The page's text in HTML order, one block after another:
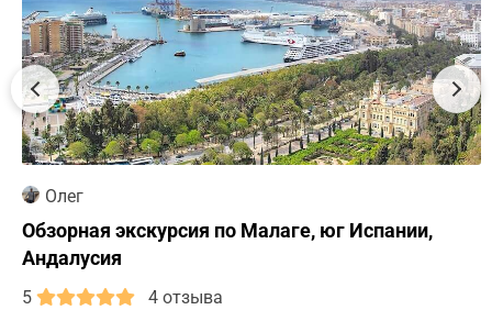
Олег
Обзорная экскурсия по Малаге, юг Испании,
Андалусия
5
4 отзыва